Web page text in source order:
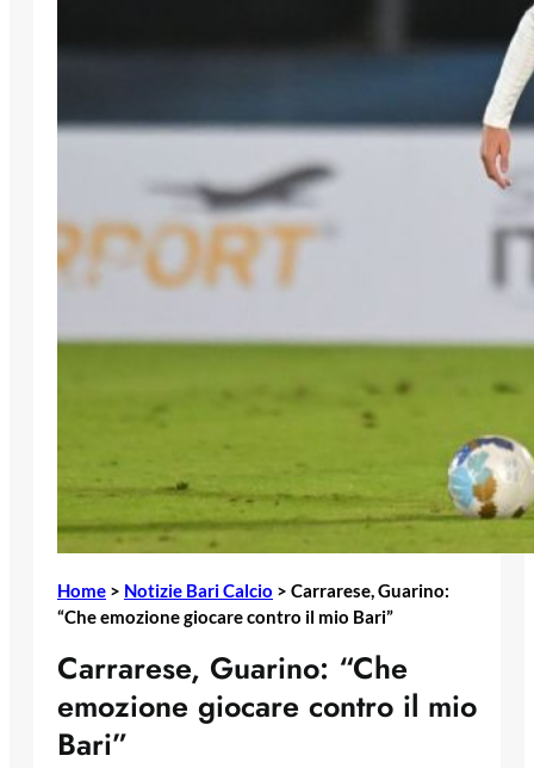
Home > Notizie Bari Calcio > Carrarese, Guarino:
“Che emozione giocare contro il mio Bari”
Carrarese, Guarino: “Che
emozione giocare contro il mio
Bari”